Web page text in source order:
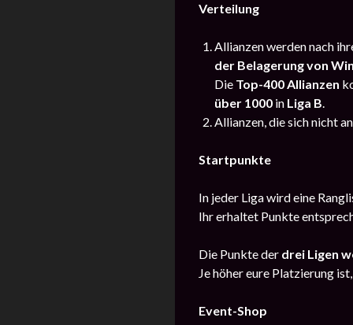
Verteilung
Allianzen werden nach
der Belagerung von
Die Top-400 Allianzen
über 1000 in Liga B.
Allianzen, die sich nicht
Startpunkte
In jeder Liga wird eine
Ihr erhaltet Punkte
Die Punkte der drei Ligen
Je höher eure Platzierung
Event-Shop